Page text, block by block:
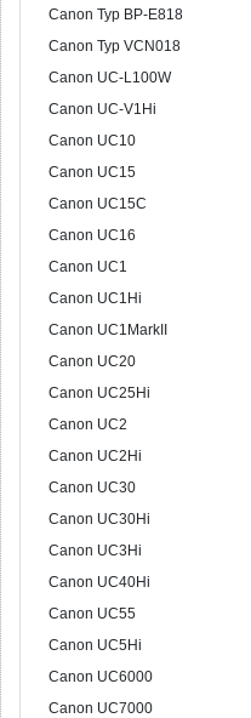
Canon Typ BP-E818
Canon Typ VCN018
Canon UC-L100W
Canon UC-V1Hi
Canon UC10
Canon UC15
Canon UC15C
Canon UC16
Canon UC1
Canon UC1Hi
Canon UC1MarkII
Canon UC20
Canon UC25Hi
Canon UC2
Canon UC2Hi
Canon UC30
Canon UC30Hi
Canon UC3Hi
Canon UC40Hi
Canon UC55
Canon UC5Hi
Canon UC6000
Canon UC7000